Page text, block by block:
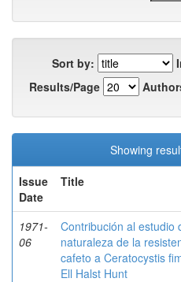
Sort by:
Results/Page
Showing
Issue
Date
Title
1971-
06
Contribución al estudio
naturaleza de la
cafeto a Ceratocystis
Ell Halst Hunt